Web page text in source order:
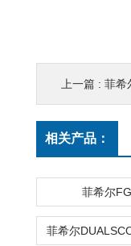
上一篇 : 菲希
相关产品：
菲希尔